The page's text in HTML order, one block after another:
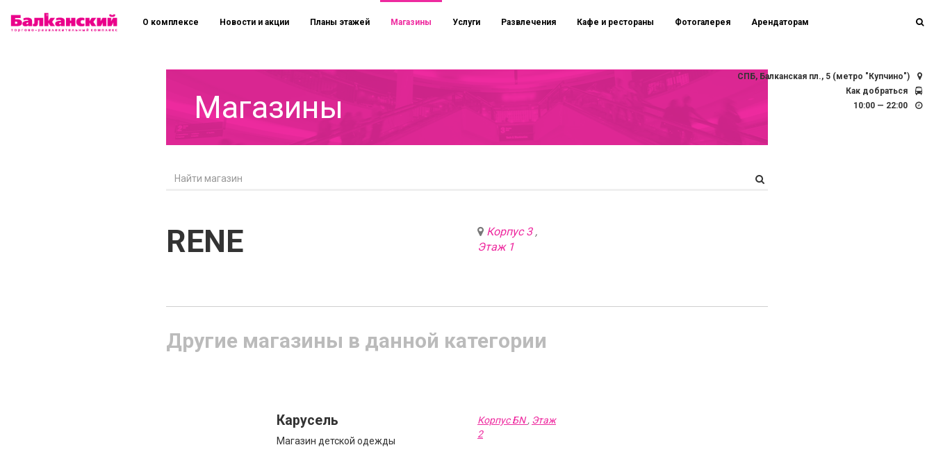
О комплексе Новости и акции Планы этажей Магазины Услуги Развлечения Кафе и рестораны Фотогалерея Арендаторам
СПБ, Балканская пл., 5 (метро "Купчино")
Как добраться
10:00 — 22:00
Магазины
RENE Корпус 3 ,
Этаж 1
Другие магазины в данной категории
Карусель
Магазин детской одежды
Корпус БN, Этаж
2